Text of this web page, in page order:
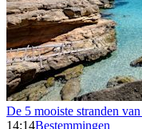
De 5 mooiste stranden
14:14Bestemmingen